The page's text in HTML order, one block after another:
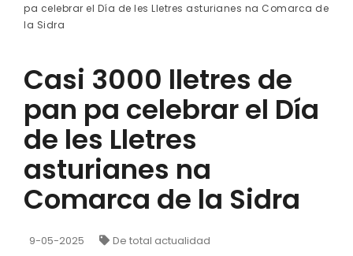
pa celebrar el Día de les Lletres asturianes na Comarca de
la Sidra
Casi 3000 lletres de
pan pa celebrar el Día
de les Lletres
asturianes na
Comarca de la Sidra
9-05-2025 De total actualidad